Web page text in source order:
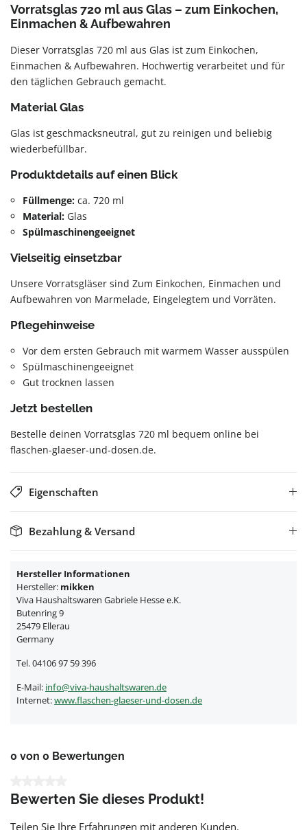
Vorratsglas 720 ml aus Glas – zum Einkochen,
Einmachen & Aufbewahren
Dieser Vorratsglas 720 ml aus Glas ist zum Einkochen,
Einmachen & Aufbewahren. Hochwertig verarbeitet und für
den täglichen Gebrauch gemacht.
Material Glas
Glas ist geschmacksneutral, gut zu reinigen und beliebig
wiederbefüllbar.
Produktdetails auf einen Blick
Füllmenge: ca. 720 ml
Material: Glas
Spülmaschinengeeignet
Vielseitig einsetzbar
Unsere Vorratsgläser sind Zum Einkochen, Einmachen und
Aufbewahren von Marmelade, Eingelegtem und Vorräten.
Pflegehinweise
Vor dem ersten Gebrauch mit warmem Wasser ausspülen
Spülmaschinengeeignet
Gut trocknen lassen
Jetzt bestellen
Bestelle deinen Vorratsglas 720 ml bequem online bei
flaschen-glaeser-und-dosen.de.
Eigenschaften
Bezahlung & Versand
Hersteller Informationen
Hersteller: mikken
Viva Haushaltswaren Gabriele Hesse e.K.
Butenring 9
25479 Ellerau
Germany
Tel. 04106 97 59 396
E-Mail: info@viva-haushaltswaren.de
Internet:www.flaschen-glaeser-und-dosen.de
0 von 0 Bewertungen
Bewerten Sie dieses Produkt!
Teilen Sie Ihre Erfahrungen mit anderen Kunden.